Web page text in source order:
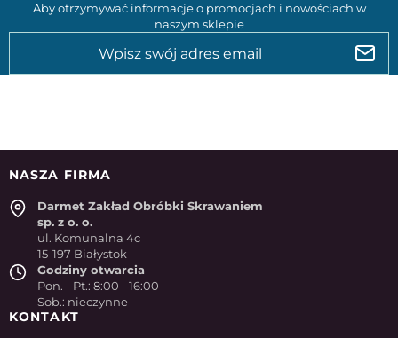
Aby otrzymywać informacje o promocjach i nowościach w
naszym sklepie
NASZA FIRMA
Darmet Zakład Obróbki Skrawaniem
sp. z o. o.
ul. Komunalna 4c
15-197 Białystok
Godziny otwarcia
Pon. - Pt.: 8:00 - 16:00
Sob.: nieczynne
KONTAKT